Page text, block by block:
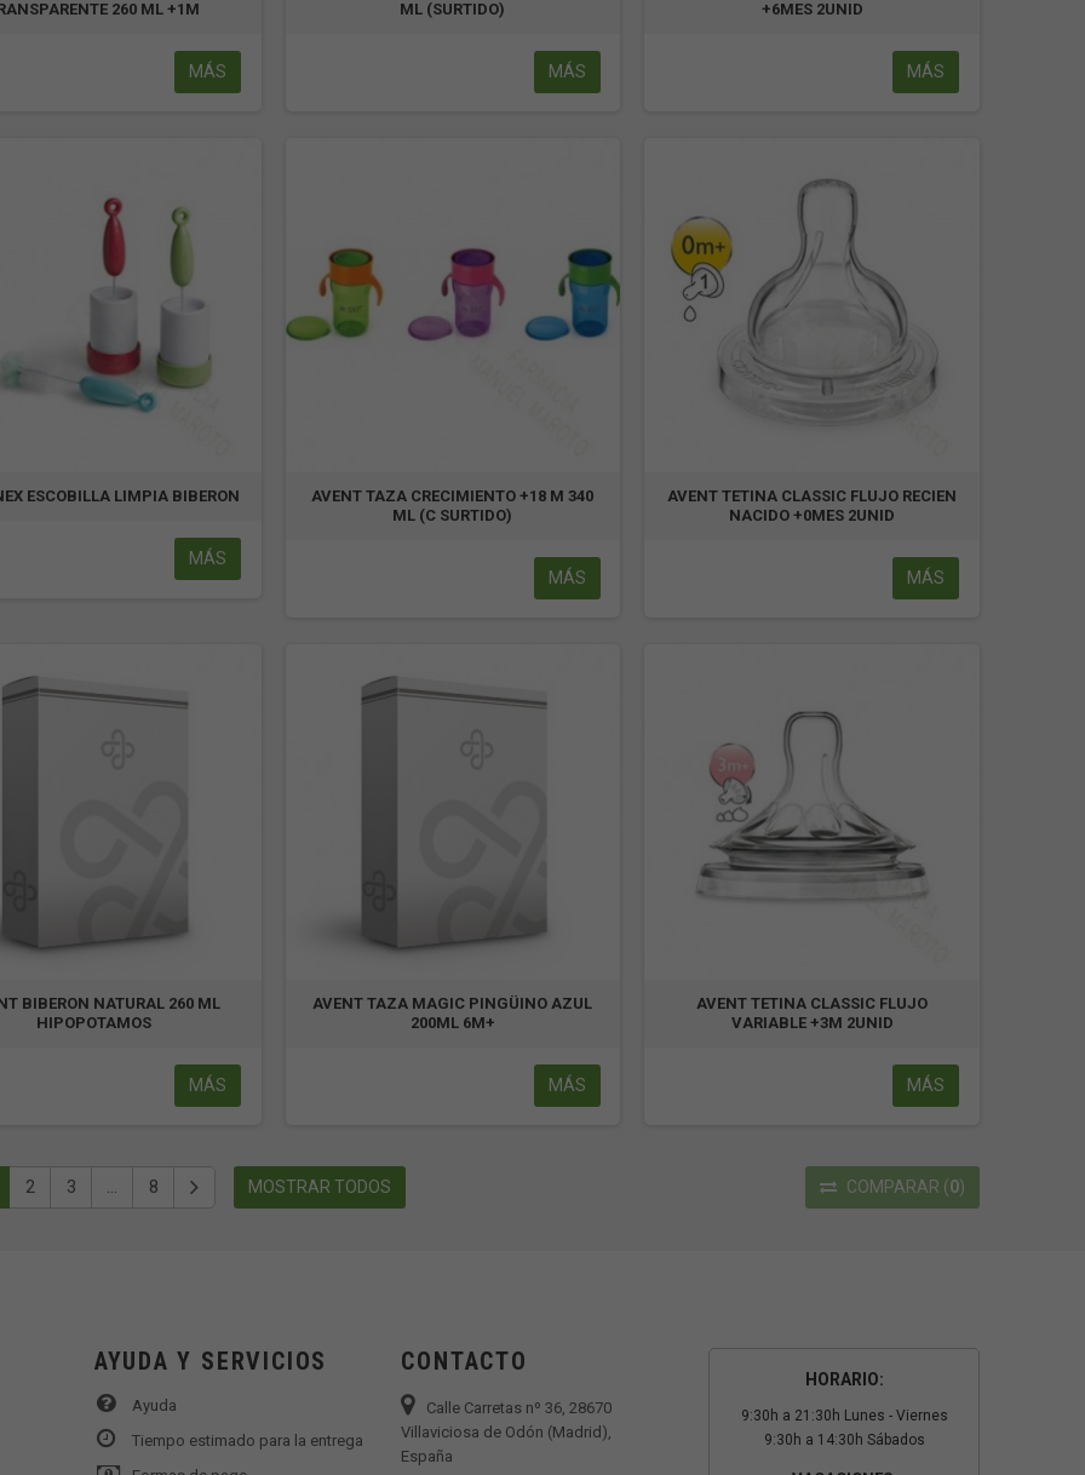
260 ML +1M
MÁS
ML (SURTIDO)
MÁS
+6MES 2UNID
MÁS
ESCOBILLA LIMPIA BIBERON
MÁS
AVENT TAZA CRECIMIENTO +18 M 340
ML (C SURTIDO)
MÁS
AVENT TETINA CLASSIC FLUJO RECIEN
NACIDO +0MES 2UNID
MÁS
BIBERON NATURAL 260 ML
HIPOPOTAMOS
MÁS
AVENT TAZA MAGIC PINGÜINO AZUL
200ML 6M+
MÁS
AVENT TETINA CLASSIC FLUJO
VARIABLE +3M 2UNID
MÁS
COMPARAR (0)
2 3 ... 8 MOSTRAR TODOS
AYUDA Y SERVICIOS
Ayuda
Tiempo estimado para la entrega
CONTACTO
Calle Carretas nº 36, 28670
Villaviciosa de Odón (Madrid),
España
HORARIO:
9:30h a 21:30h Lunes - Viernes
9:30h a 14:30h Sábados